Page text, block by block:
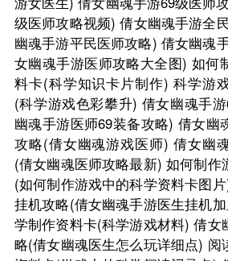
级医师攻略视频) 倩女幽魂手游全
幽魂手游平民医师攻略) 倩女幽魂
女幽魂手游医师攻略大全图) 如何
料卡(科学知识卡片制作) 科学游
(科学游戏色彩攀升) 倩女幽魂手
幽魂手游医师69装备攻略) 倩女幽
攻略(倩女幽魂游戏医师) 倩女幽
(倩女幽魂医师攻略最新) 如何制作
(如何制作游戏中的科学资料卡图
挂机攻略(倩女幽魂手游医生挂机
学制作资料卡(科学游戏材料) 倩女
略(倩女幽魂医生怎么玩详细点) 阅